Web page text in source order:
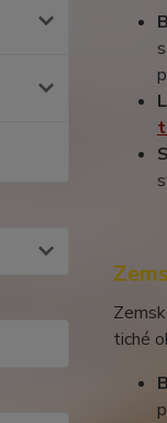
tiché